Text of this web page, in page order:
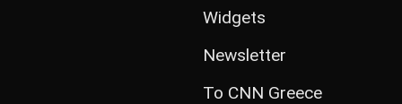
Widgets
Newsletter
Το CNN Greece